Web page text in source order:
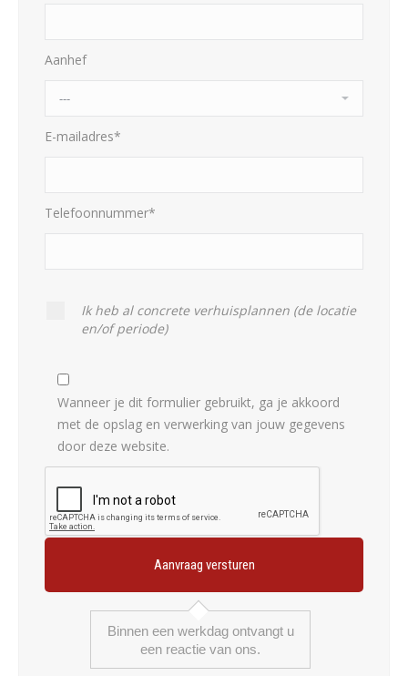
Aanhef
E-mailadres*
Telefoonnummer*
Ik heb al concrete verhuisplannen (de locatie
en/of periode)
Wanneer je dit formulier gebruikt, ga je akkoord
met de opslag en verwerking van jouw gegevens
door deze website.
Binnen een werkdag ontvangt u
een reactie van ons.